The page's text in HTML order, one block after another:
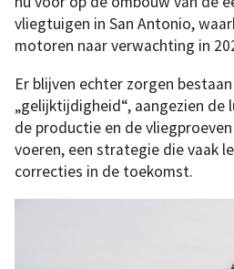
vliegtuigen in San Antonio,
motoren naar verwachting in
Er blijven echter zorgen
„gelijktijdigheid“, aangezien de
de productie en de
voeren, een strategie die vaak
correcties in de toekomst.